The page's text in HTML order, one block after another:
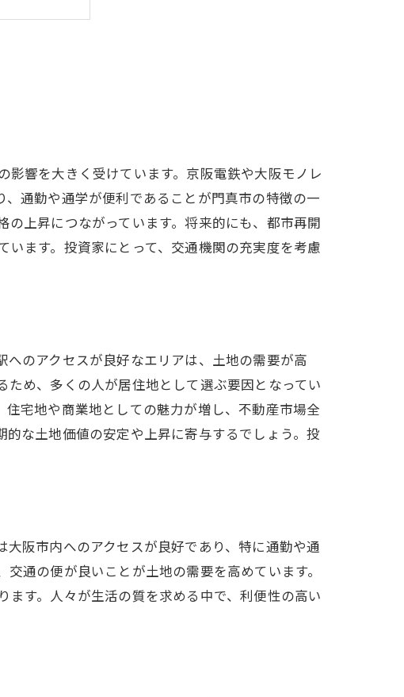
値の変動
法
戦略
由
に活かす
性
響を大きく受けています。京阪電鉄や大阪モノレ
通勤や通学が便利であることが門真市の特徴の一
上昇につながっています。将来的にも、都市再開
ます。投資家にとって、交通機関の充実度を考慮
のアクセスが良好なエリアは、土地の需要が高
め、多くの人が居住地として選ぶ要因となってい
宅地や商業地としての魅力が増し、不動産市場全
な土地価値の安定や上昇に寄与するでしょう。投
阪市内へのアクセスが良好であり、特に通勤や通
通の便が良いことが土地の需要を高めています。
す。人々が生活の質を求める中で、利便性の高い